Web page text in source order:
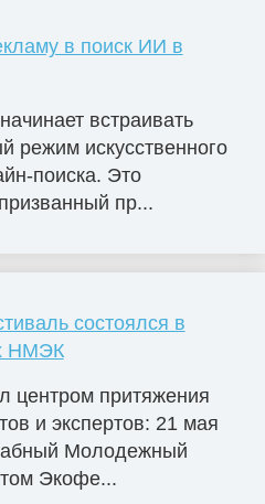
в поиск ИИ в
встраивать
режим искусственного
поиска. Это
пр...
состоялся в
НМЭК
центром притяжения
и экспертов: 21 мая
Молодежный
Экофе...